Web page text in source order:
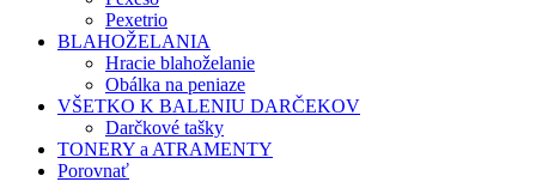
Pexetrio
BLAHOŽELANIA
Hracie blahoželanie
Obálka na peniaze
VŠETKO K BALENIU DARČEKOV
Darčkové tašky
TONERY a ATRAMENTY
Porovnať